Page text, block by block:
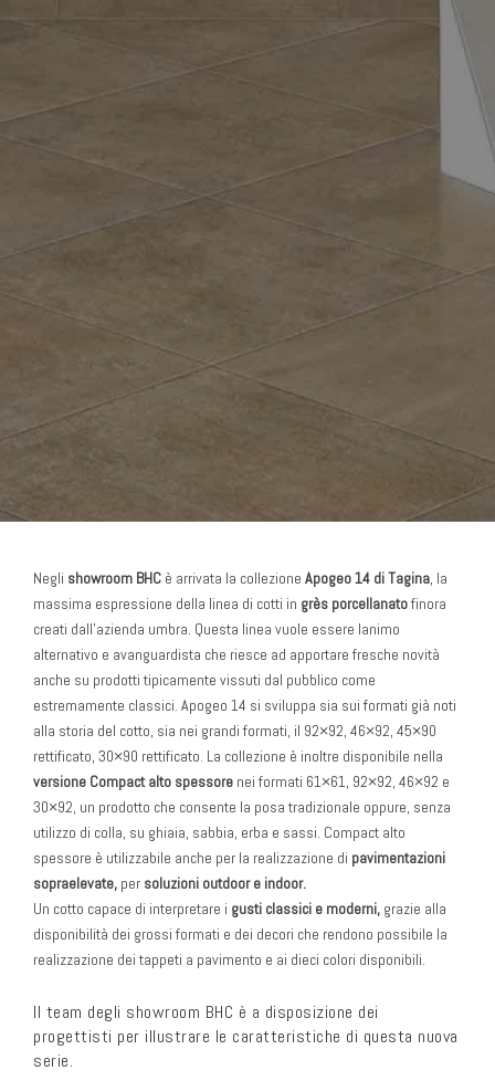
Negli showroom BHC è arrivata la collezione Apogeo 14 di Tagina, la
massima espressione della linea di cotti in grès porcellanatofinora
creati dall’azienda umbra. Questa linea vuole essere lanimo
alternativo e avanguardista che riesce ad apportare fresche novità
anche su prodotti tipicamente vissuti dal pubblico come
estremamente classici. Apogeo 14 si sviluppa sia sui formati già noti
alla storia del cotto, sia nei grandi formati, il 92×92, 46×92, 45×90
rettificato, 30×90 rettificato. La collezione è inoltre disponibile nella
versione Compact alto spessore nei formati 61×61, 92×92, 46×92 e
30×92, un prodotto che consente la posa tradizionale oppure, senza
utilizzo di colla, su ghiaia, sabbia, erba e sassi. Compact alto
spessore è utilizzabile anche per la realizzazione di pavimentazioni
sopraelevate, per soluzioni outdoor e indoor.
Un cotto capace di interpretare i gusti classici e moderni, grazie alla
disponibilità dei grossi formati e dei decori che rendono possibile la
realizzazione dei tappeti a pavimento e ai dieci colori disponibili.
Il team degli showroom BHC è a disposizione dei
progettisti per illustrare le caratteristiche di questa nuova
serie.